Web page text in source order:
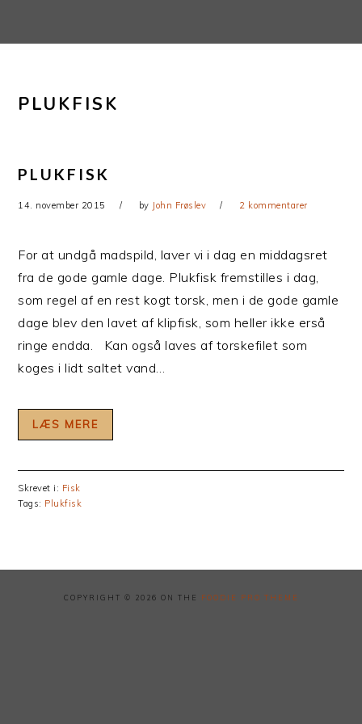
navigation
PLUKFISK
PLUKFISK
14. november 2015 by John Frøslev 2 kommentarer
For at undgå madspild, laver vi i dag en middagsret
fra de gode gamle dage. Plukfisk fremstilles i dag,
som regel af en rest kogt torsk, men i de gode gamle
dage blev den lavet af klipfisk, som heller ikke erså
ringe endda. Kan også laves af torskefilet som
koges i lidt saltet vand…
LÆS MERE
Skrevet i: Fisk
Tags: Plukfisk
COPYRIGHT © 2026 ON THE FOODIE PRO THEME